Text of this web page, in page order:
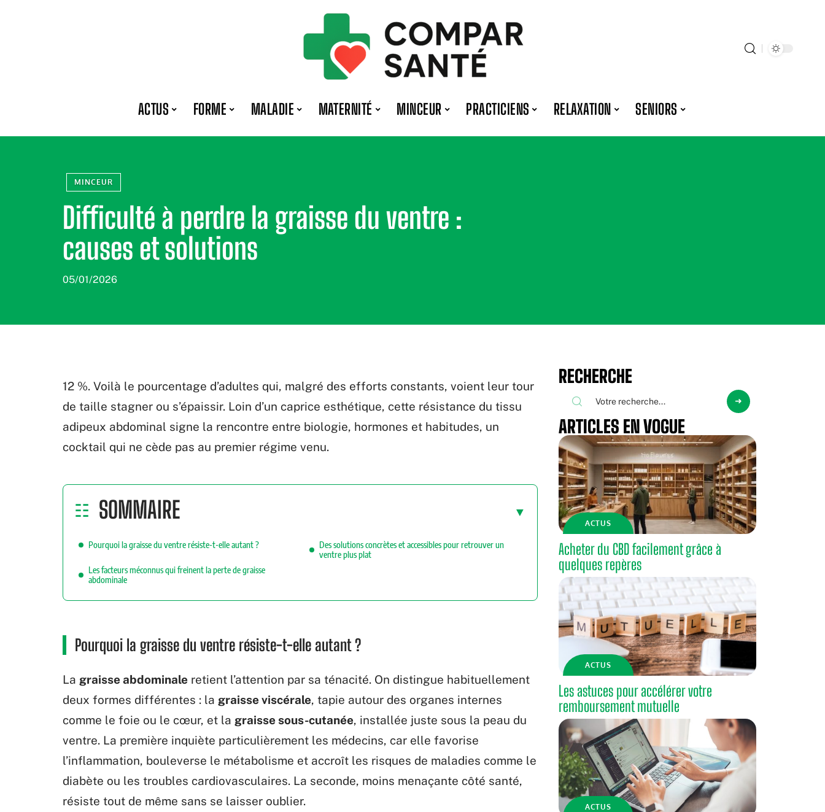
ACTUS FORME MALADIE MATERNITÉ MINCEUR PRACTICIENS RELAXATION SENIORS
MINCEUR
Difficulté à perdre la graisse du ventre :
causes et solutions
05/01/2026
12 %. Voilà le pourcentage d’adultes qui, malgré des efforts constants, voient leur tour
de taille stagner ou s’épaissir. Loin d’un caprice esthétique, cette résistance du tissu
adipeux abdominal signe la rencontre entre biologie, hormones et habitudes, un
cocktail qui ne cède pas au premier régime venu.
SOMMAIRE
Pourquoi la graisse du ventre résiste-t-elle autant ?
Les facteurs méconnus qui freinent la perte de graisse
abdominale
Des solutions concrètes et accessibles pour retrouver un
ventre plus plat
Pourquoi la graisse du ventre résiste-t-elle autant ?
La graisse abdominale retient l’attention par sa ténacité. On distingue habituellement
deux formes différentes : la graisse viscérale, tapie autour des organes internes
comme le foie ou le cœur, et la graisse sous-cutanée, installée juste sous la peau du
ventre. La première inquiète particulièrement les médecins, car elle favorise
l’inflammation, bouleverse le métabolisme et accroît les risques de maladies comme le
diabète ou les troubles cardiovasculaires. La seconde, moins menaçante côté santé,
résiste tout de même sans se laisser oublier.
RECHERCHE
ARTICLES EN VOGUE
ACTUS
Acheter du CBD facilement grâce à
quelques repères
ACTUS
Les astuces pour accélérer votre
remboursement mutuelle
ACTUS